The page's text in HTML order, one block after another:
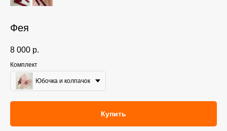
Фея
8 000 р.
Комплект
Юбочка и колпачок
Купить